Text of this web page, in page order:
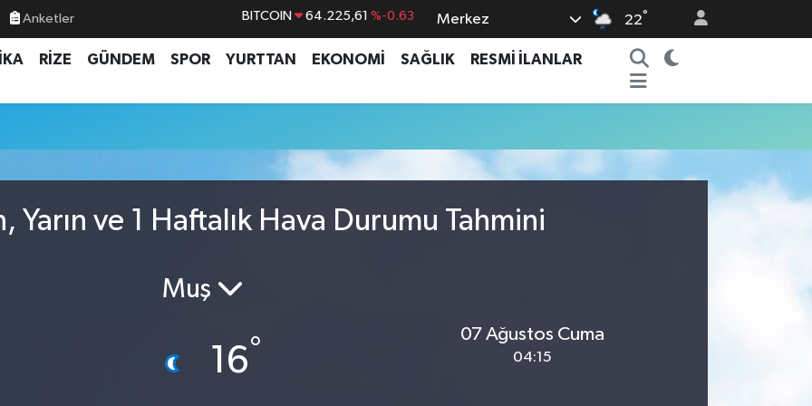
Anketler DOLAR 47,7143 %0.16
EURO 55,0317 %-0.02
BİST100 13.799 %70
BITCOIN 64.225,61 %-0.63
Merkez 22°
RİZE GÜNDEM SPOR YURTTAN EKONOMİ SAĞLIK
RESMİ İLANLAR
Yarın ve 1 Haftalık Hava Durumu Tahmini
Muş
16°
07 Ağustos Cuma
04:15